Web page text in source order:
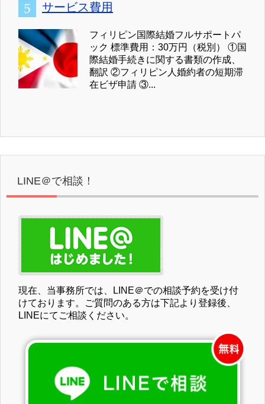
サービス費用
フィリピン国際結婚フルサポートパ
ック 標準費用：30万円（税別） ①国
際結婚手続きに関する書類の作成、
翻訳 ②フィリピン人婚約者の短期滞
在ビザ申請 ③...
LINE＠で相談！
現在、当事務所では、LINE＠での相談予約を受け付
けております。ご質問のある方は下記より登録後、
LINEにてご相談ください。